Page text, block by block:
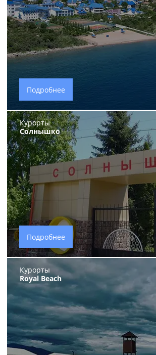
Подробнее
Курорты
Солнышко
Подробнее
Курорты
Royal Beach